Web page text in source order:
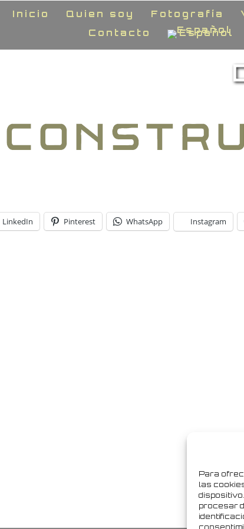
Para
las
procesar
Inicio Quien soy Fotografía
Contacto
Español
LinkedIn Pinterest WhatsApp Instagram